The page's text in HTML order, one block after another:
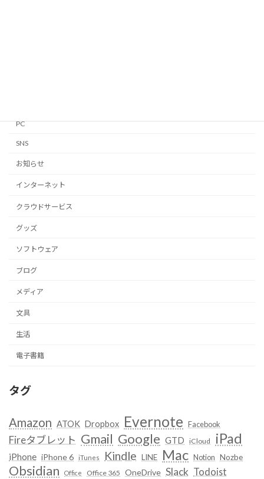
PC
SNS
お知らせ
インターネット
クラウドサービス
グッズ
ソフトウェア
ブログ
メディア
文具
生活
電子書籍
タグ
Amazon ATOK Dropbox Evernote Facebook
Fireタブレット Gmail Google GTD iCloud iPad
iPhone iPhone 6 iTunes Kindle LINE Mac Notion Nozbe
Obsidian Office Office 365 OneDrive Slack Todoist